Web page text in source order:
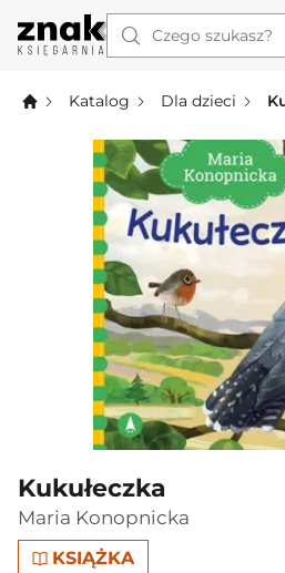
Czego szukasz?
Katalog Dla dzieci
Kukułeczka
Maria Konopnicka
KSIĄŻKA